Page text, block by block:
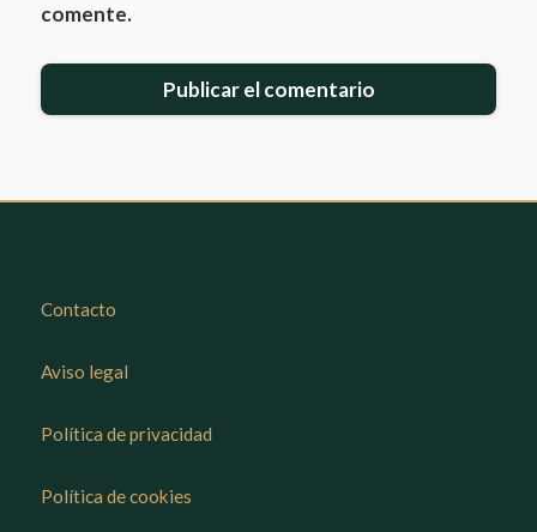
comente.
Contacto
Aviso legal
Política de privacidad
Política de cookies